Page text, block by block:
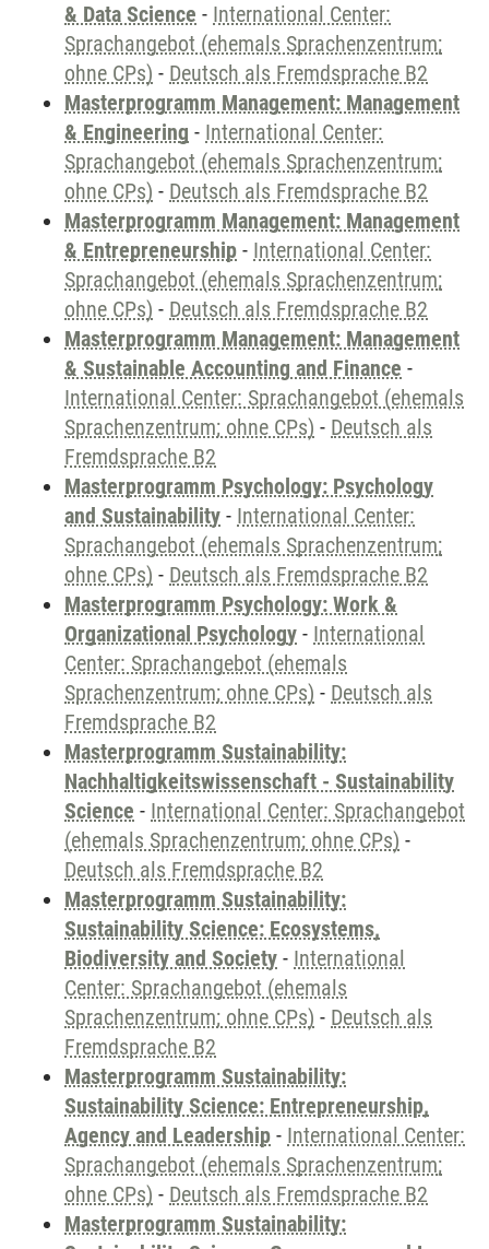
& Data Science - International Center:
Sprachangebot (ehemals Sprachenzentrum;
ohne CPs) - Deutsch als Fremdsprache B2
Masterprogramm Management: Management
& Engineering - International Center:
Sprachangebot (ehemals Sprachenzentrum;
ohne CPs) - Deutsch als Fremdsprache B2
Masterprogramm Management: Management
& Entrepreneurship - International Center:
Sprachangebot (ehemals Sprachenzentrum;
ohne CPs) - Deutsch als Fremdsprache B2
Masterprogramm Management: Management
& Sustainable Accounting and Finance -
International Center: Sprachangebot (ehemals
Sprachenzentrum; ohne CPs) - Deutsch als
Fremdsprache B2
Masterprogramm Psychology: Psychology
and Sustainability - International Center:
Sprachangebot (ehemals Sprachenzentrum;
ohne CPs) - Deutsch als Fremdsprache B2
Masterprogramm Psychology: Work &
Organizational Psychology - International
Center: Sprachangebot (ehemals
Sprachenzentrum; ohne CPs) - Deutsch als
Fremdsprache B2
Masterprogramm Sustainability:
Nachhaltigkeitswissenschaft - Sustainability
Science - International Center: Sprachangebot
(ehemals Sprachenzentrum; ohne CPs) -
Deutsch als Fremdsprache B2
Masterprogramm Sustainability:
Sustainability Science: Ecosystems,
Biodiversity and Society - International
Center: Sprachangebot (ehemals
Sprachenzentrum; ohne CPs) - Deutsch als
Fremdsprache B2
Masterprogramm Sustainability:
Sustainability Science: Entrepreneurship,
Agency and Leadership - International Center:
Sprachangebot (ehemals Sprachenzentrum;
ohne CPs) - Deutsch als Fremdsprache B2
Masterprogramm Sustainability: